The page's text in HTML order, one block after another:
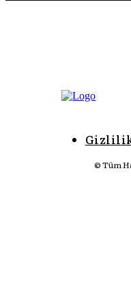
Gizlilik
© Tüm